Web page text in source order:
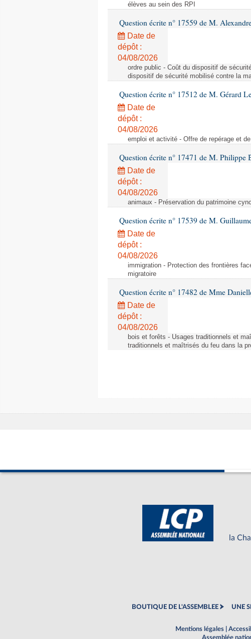
élèves au sein des RPI
Question écrite n° 17559 de M.
Date de
dépôt :
04/08/2026
ordre public - Coût du dispositif de
dispositif de sécurité mobilisé contre la
Question écrite n° 17512 de M. Gérard
Date de
dépôt :
04/08/2026
emploi et activité - Offre de repérage et
Question écrite n° 17471 de M. Philippe
Date de
dépôt :
04/08/2026
animaux - Préservation du patrimoine
Question écrite n° 17539 de M.
Date de
dépôt :
04/08/2026
immigration - Protection des frontières
migratoire
Question écrite n° 17482 de Mme
Date de
dépôt :
04/08/2026
bois et forêts - Usages traditionnels et
traditionnels et maîtrisés du feu dans la
la
BOUTIQUE DE L'ASSEMBLEE UNE
Mentions légales
Assemblée